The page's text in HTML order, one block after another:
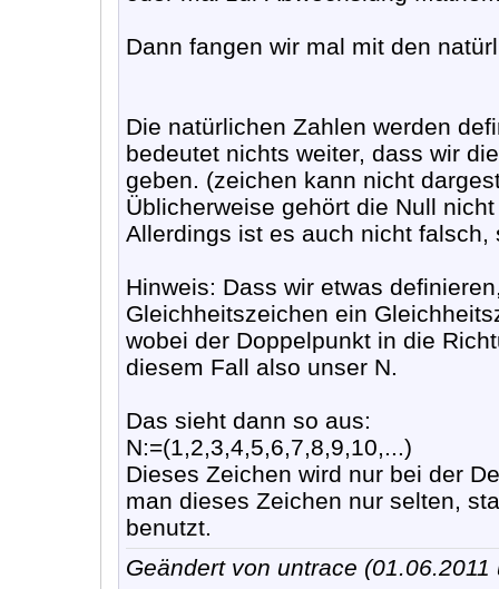
Dann fangen wir mal mit den
Die natürlichen Zahlen werden
bedeutet nichts weiter, dass wir
geben. (zeichen kann nicht
Üblicherweise gehört die Null
Allerdings ist es auch nicht
Hinweis: Dass wir etwas
Gleichheitszeichen ein
wobei der Doppelpunkt in die
diesem Fall also unser N.
Das sieht dann so aus:
N:=(1,2,3,4,5,6,7,8,9,10,...)
Dieses Zeichen wird nur bei der
man dieses Zeichen nur selten,
benutzt.
Geändert von untrace